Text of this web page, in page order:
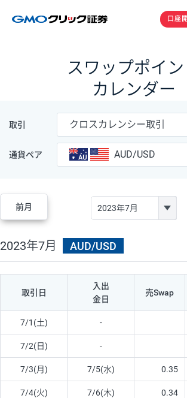
口座
スワップポイン
カレンダー
取引 クロスカレンシー取引
通貨ペア AUD/USD
前月
2023年7月 AUD/USD
取引日
入出
金日
売Swap
7/1(土) -
7/2(日) -
7/3(月) 7/5(水) 0.35
7/4(火) 7/6(木) 0.34